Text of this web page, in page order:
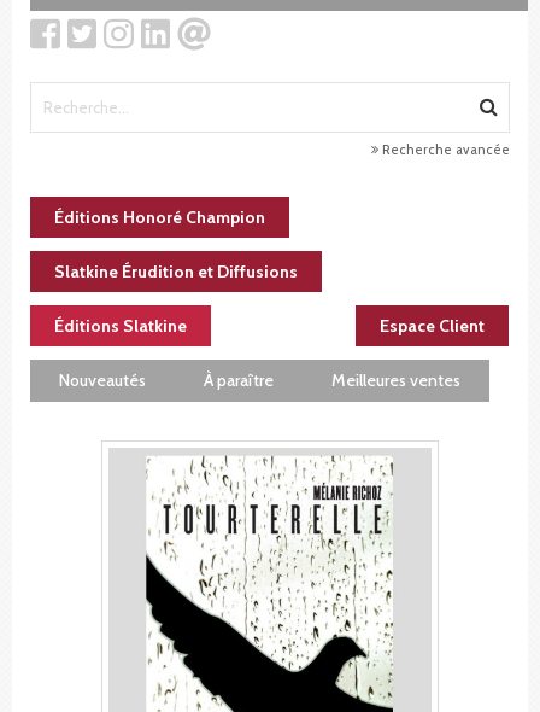
Recherche avancée
Éditions Honoré Champion
Slatkine Érudition et Diffusions
Éditions Slatkine Espace Client
Nouveautés À paraître Meilleures ventes